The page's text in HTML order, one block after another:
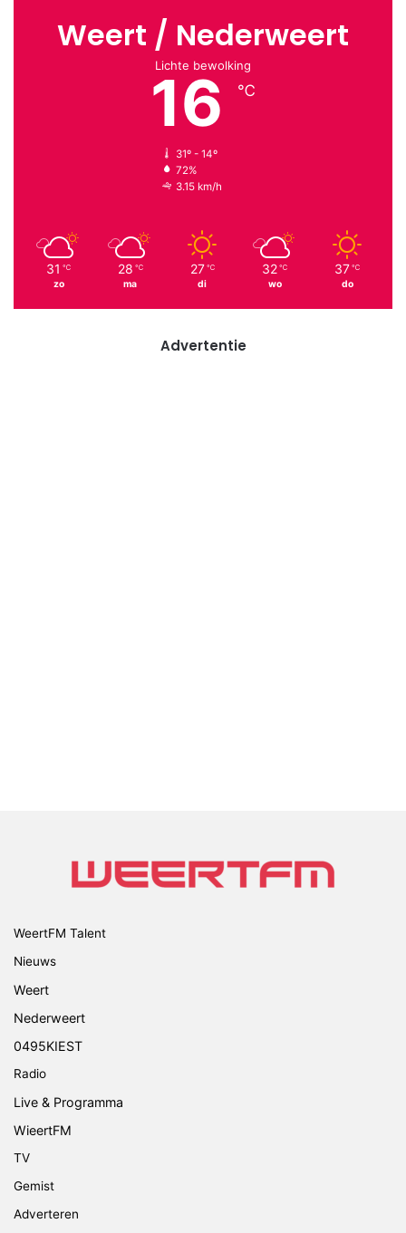
Weert / Nederweert
Lichte bewolking
16 ℃
31º - 14º
72%
3.15 km/h
31 ℃
zo
28 ℃
ma
27 ℃
di
32 ℃
wo
37 ℃
do
Advertentie
WeertFM Talent
Nieuws
Weert
Nederweert
0495KIEST
Radio
Live & Programma
WieertFM
TV
Gemist
Adverteren